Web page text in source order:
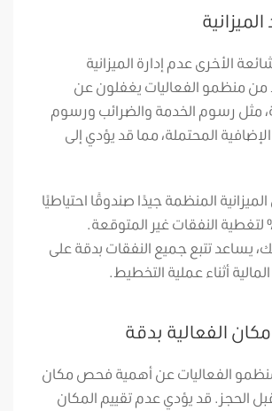
الأخرى عدم إدارة الميزانية
من منظمو الفعاليات يغفلون عن
مثل رسوم الخدمة والضرائب ورسوم
المحتملة، مما قد يؤدي إلى
المنظمة جيدًا صندوقًا احتياطيًا
10-15% لتغطية النفقات غير المتوقعة.
يساعد تتبع جميع النفقات بدقة على
أثناء عملية التخطيط.
الفعالية بدقة
منظمو الفعاليات عن أهمية فحص مكان
الحجز. قد يؤدي عدم تقييم المكان